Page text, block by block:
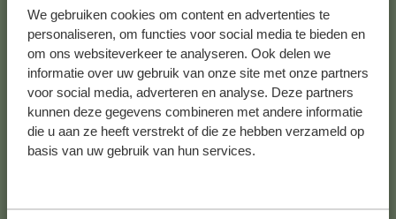
We gebruiken cookies om content en advertenties te
personaliseren, om functies voor social media te bieden en
om ons websiteverkeer te analyseren. Ook delen we
informatie over uw gebruik van onze site met onze partners
voor social media, adverteren en analyse. Deze partners
kunnen deze gegevens combineren met andere informatie
die u aan ze heeft verstrekt of die ze hebben verzameld op
basis van uw gebruik van hun services.
Kundenservice/Hilfe
Falls Sie Fragen haben oder Tipps und Hilfe brauchen, wenden
Sie sich bitte an unseren Kundenservice. Oder lesen Sie hier
die Antworten aufhäufig gestellte Fragen
kundenservice@dille-kamille.de